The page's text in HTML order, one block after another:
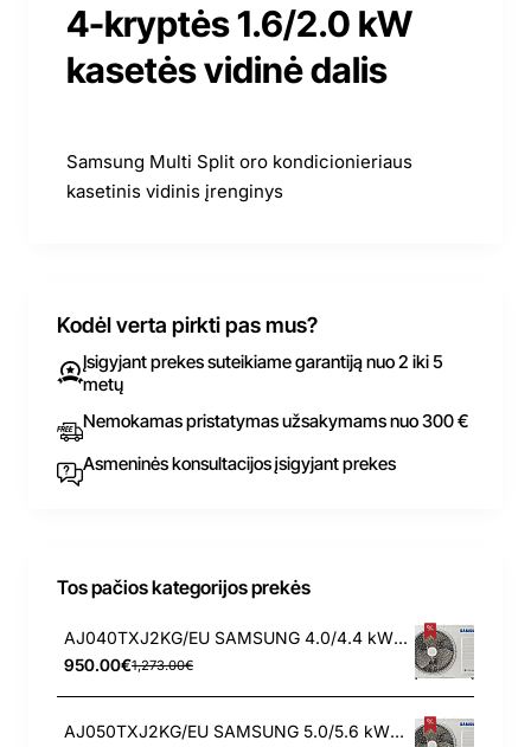
4-kryptės 1.6/2.0 kW
kasetės vidinė dalis
Samsung Multi Split oro kondicionieriaus
kasetinis vidinis įrenginys
Kodėl verta pirkti pas mus?
Įsigyjant prekes suteikiame garantiją nuo 2 iki 5
metų
Nemokamas pristatymas užsakymams nuo 300 €
Asmeninės konsultacijos įsigyjant prekes
Tos pačios kategorijos prekės
AJ040TXJ2KG/EU SAMSUNG 4.0/4.4 kW išorinis blokas
950.00€1,273.00€
AJ050TXJ2KG/EU SAMSUNG 5.0/5.6 kW išorinis blokas